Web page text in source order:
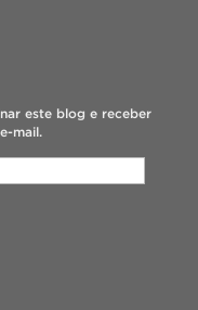
este blog e receber
mail.